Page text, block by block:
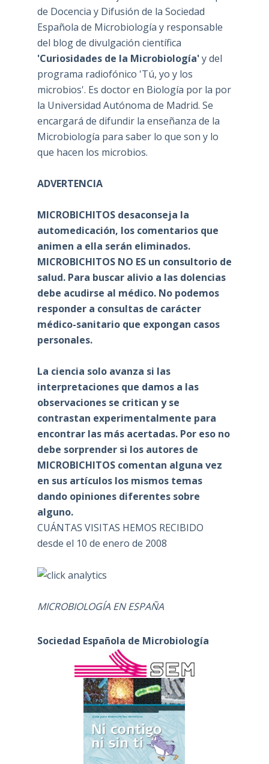
de Docencia y Difusión de la Sociedad
Española de Microbiología y responsable
del blog de divulgación científica
'Curiosidades de la Microbiología'y del
programa radiofónico 'Tú, yo y los
microbios'. Es doctor en Biología por la por
la Universidad Autónoma de Madrid. Se
encargará de difundir la enseñanza de la
Microbiología para saber lo que son y lo
que hacen los microbios.
ADVERTENCIA
MICROBICHITOS desaconseja la
automedicación, los comentarios que
animen a ella serán eliminados.
MICROBICHITOS NO ES un consultorio de
salud. Para buscar alivio a las dolencias
debe acudirse al médico. No podemos
responder a consultas de carácter
médico-sanitario que expongan casos
personales.
La ciencia solo avanza si las
interpretaciones que damos a las
observaciones se critican y se
contrastan experimentalmente para
encontrar las más acertadas. Por eso no
debe sorprender si los autores de
MICROBICHITOS comentan alguna vez
en sus artículos los mismos temas
dando opiniones diferentes sobre
alguno.
CUÁNTAS VISITAS HEMOS RECIBIDO
desde el 10 de enero de 2008
MICROBIOLOGÍA EN ESPAÑA
Sociedad Española de Microbiología